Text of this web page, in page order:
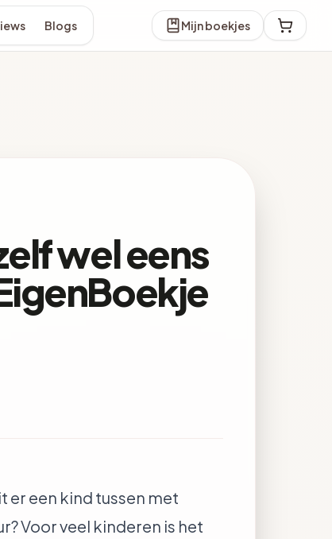
Blogs Mijn boekjes
wel eens
er een kind tussen met
Voor veel kinderen is het